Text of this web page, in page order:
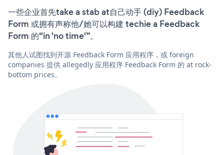
一些企业首先take a stab at自己动手 (diy) Feedback
Form 或拥有声称他/她可以构建 techie a Feedback
Form 的“in 'no time'”。
其他人试图找到开源 Feedback Form 应用程序，或 foreign
companies 提供 allegedly 应用程序 Feedback Form 的 at rock-
bottom prices。